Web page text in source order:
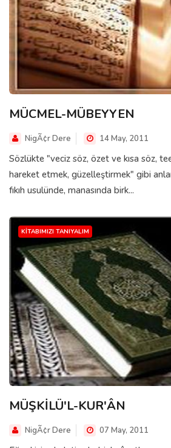
MÜCMEL-MÜBEYYEN
NigÃ¢r Dere 14 May, 2011
Sözlükte "veciz söz, özet ve kısa söz,
hareket etmek, güzelleştirmek" gibi
fıkıh usulünde, manasında birk...
KITABIMIZI TANIYALIM
MÜŞKİLÜ'L-KUR'ÂN
NigÃ¢r Dere 07 May, 2011